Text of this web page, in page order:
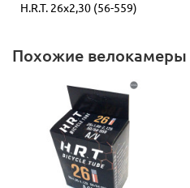
H.R.T. 26x2,30 (56-559)
Похожие велокамеры